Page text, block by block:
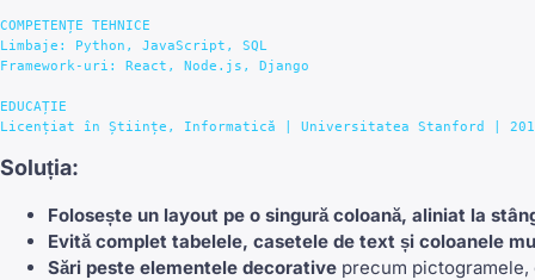
COMPETENȚE TEHNICE
Limbaje: Python, JavaScript, SQL
Framework-uri: React, Node.js, Django
EDUCAȚIE
Soluția:
Folosește un layout pe o singură coloană, aliniat la
Evită complet tabelele, casetele de text și coloanele
Sări peste elementele decorative precum